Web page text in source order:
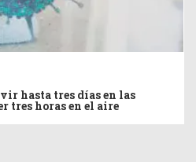
hasta tres días en las
tres horas en el aire